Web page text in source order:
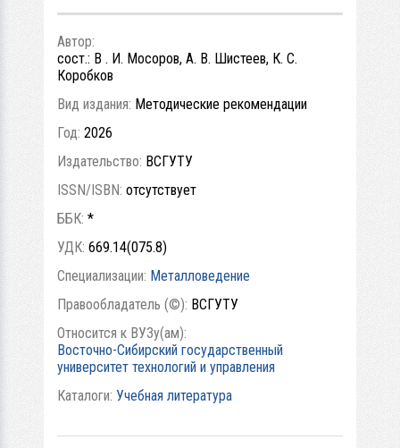
Автор:
сост.: В . И. Мосоров, А. В. Шистеев, К. С.
Коробков
Вид издания: Методические рекомендации
Год: 2026
Издательство: ВСГУТУ
ISSN/ISBN: отсутствует
ББК: *
УДК: 669.14(075.8)
Специализации: Металловедение
Правообладатель (©): ВСГУТУ
Относится к ВУЗу(ам):
Восточно-Сибирский государственный
университет технологий и управления
Каталоги: Учебная литература